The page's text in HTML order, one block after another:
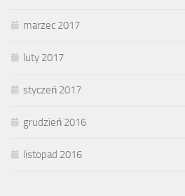
marzec 2017
luty 2017
styczeń 2017
grudzień 2016
listopad 2016